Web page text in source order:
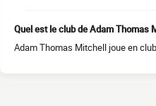
Quel est le club de Adam Thomas
Adam Thomas Mitchell joue en